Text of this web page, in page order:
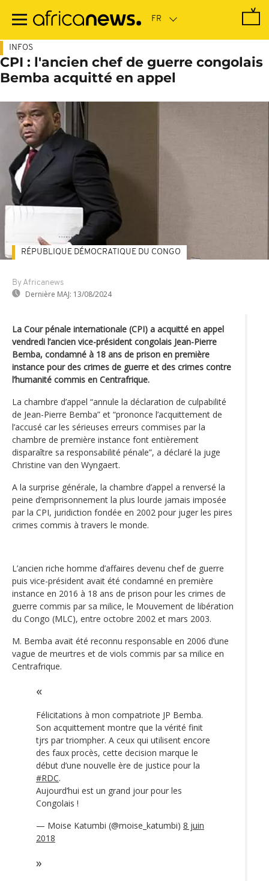
contenu
INFOS
CPI : l'ancien chef de guerre congolais
Bemba acquitté en appel
By Africanews
Dernière MAJ: 13/08/2024
RÉPUBLIQUE DÉMOCRATIQUE DU CONGO
La Cour pénale internationale (CPI) a acquitté en appel
vendredi l’ancien vice-président congolais Jean-Pierre
Bemba, condamné à 18 ans de prison en première
instance pour des crimes de guerre et des crimes contre
l’humanité commis en Centrafrique.
La chambre d’appel “annule la déclaration de culpabilité
de Jean-Pierre Bemba” et “prononce l’acquittement de
l’accusé car les sérieuses erreurs commises par la
chambre de première instance font entièrement
disparaître sa responsabilité pénale”, a déclaré la juge
Christine van den Wyngaert.
A la surprise générale, la chambre d’appel a renversé la
peine d’emprisonnement la plus lourde jamais imposée
par la CPI, juridiction fondée en 2002 pour juger les pires
crimes commis à travers le monde.
L’ancien riche homme d’affaires devenu chef de guerre
puis vice-président avait été condamné en première
instance en 2016 à 18 ans de prison pour les crimes de
guerre commis par sa milice, le Mouvement de libération
du Congo (MLC), entre octobre 2002 et mars 2003.
M. Bemba avait été reconnu responsable en 2006 d’une
vague de meurtres et de viols commis par sa milice en
Centrafrique.
Félicitations à mon compatriote JP Bemba.
Son acquittement montre que la vérité finit
tjrs par triompher. A ceux qui utilisent encore
des faux procès, cette decision marque le
début d’une nouvelle ère de justice pour la
#RDC.
Aujourd’hui est un grand jour pour les
Congolais !
— Moise Katumbi (@moise_katumbi) 8 juin
2018